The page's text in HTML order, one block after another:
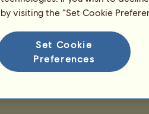
by visiting the “Set Cookie
Set Cookie
Preferences